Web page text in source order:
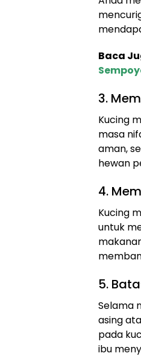
Baca
3.
Kucing
masa
aman,
hewan
4.
Kucing
untuk
5.
Selama
asing
pada
ibu